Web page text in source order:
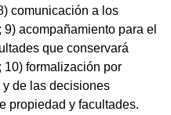
comunicación a los
acompañamiento para el
que conservará
10) formalización por
de las decisiones
propiedad y facultades.